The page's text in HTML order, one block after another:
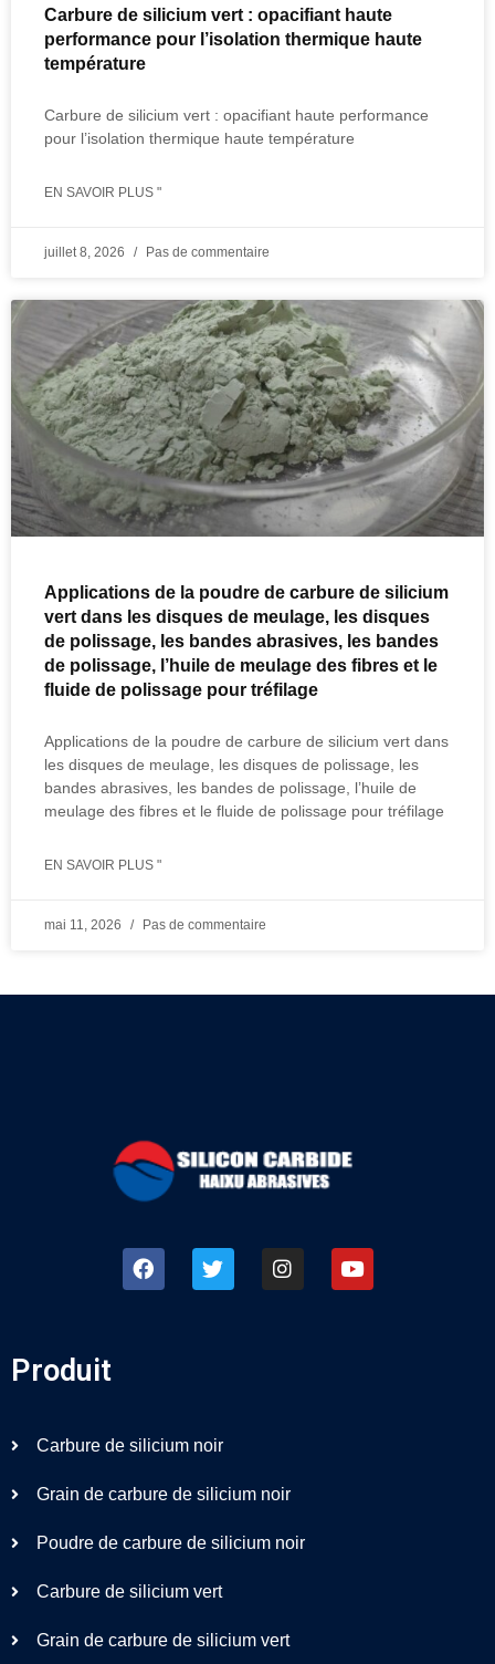
Carbure de silicium vert : opacifiant haute
performance pour l’isolation thermique haute
température
Carbure de silicium vert : opacifiant haute performance
pour l’isolation thermique haute température
EN SAVOIR PLUS "
juillet 8, 2026 Pas de commentaire
Applications de la poudre de carbure de silicium
vert dans les disques de meulage, les disques
de polissage, les bandes abrasives, les bandes
de polissage, l’huile de meulage des fibres et le
fluide de polissage pour tréfilage
Applications de la poudre de carbure de silicium vert dans
les disques de meulage, les disques de polissage, les
bandes abrasives, les bandes de polissage, l’huile de
meulage des fibres et le fluide de polissage pour tréfilage
EN SAVOIR PLUS "
mai 11, 2026 Pas de commentaire
Produit
Carbure de silicium noir
Grain de carbure de silicium noir
Poudre de carbure de silicium noir
Carbure de silicium vert
Grain de carbure de silicium vert